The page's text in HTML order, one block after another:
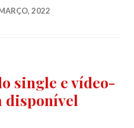
2022
single e vídeo-
disponível